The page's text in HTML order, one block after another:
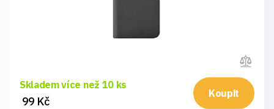
Skladem více než 10 ks
99 Kč
Koupit